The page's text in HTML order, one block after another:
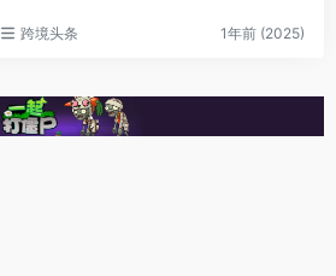
跨境头条 1年前 (2025)